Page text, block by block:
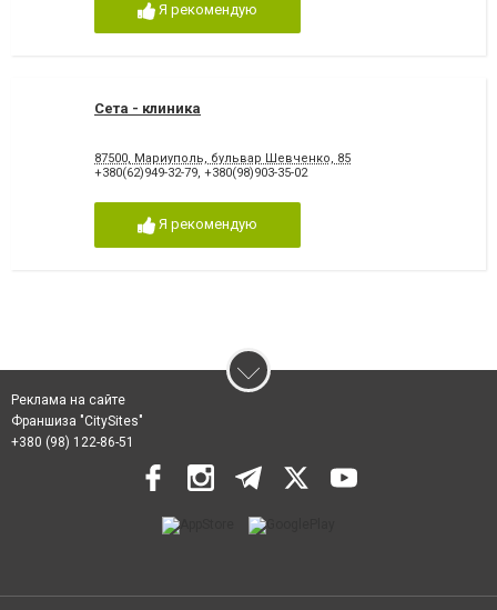
Я рекомендую
Сета - клиника
87500, Мариуполь, бульвар Шевченко, 85
+380(62)949-32-79, +380(98)903-35-02
Я рекомендую
Реклама на сайте
Франшиза "CitySites"
+380 (98) 122-86-51